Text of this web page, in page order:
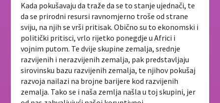
Kada pokušavaju da traže da se to stanje ujednači, te
da se prirodni resursi ravnomjerno troše od strane
sviju, na njih se vrši pritisak. Obično su to ekonomski i
politički pritisci, vrlo rijetko ponegdje u Africi i
vojnim putom. Te dvije skupine zemalja, srednje
razvijenih i nerazvijenih zemalja, pak predstavljaju
sirovinsku bazu razvijenih zemalja, te njihov pokušaj
razvoja nailazi na brojne barijere kod razvijenih
zemalja. Tako se i naša zemlja našla u toj skupini, jer